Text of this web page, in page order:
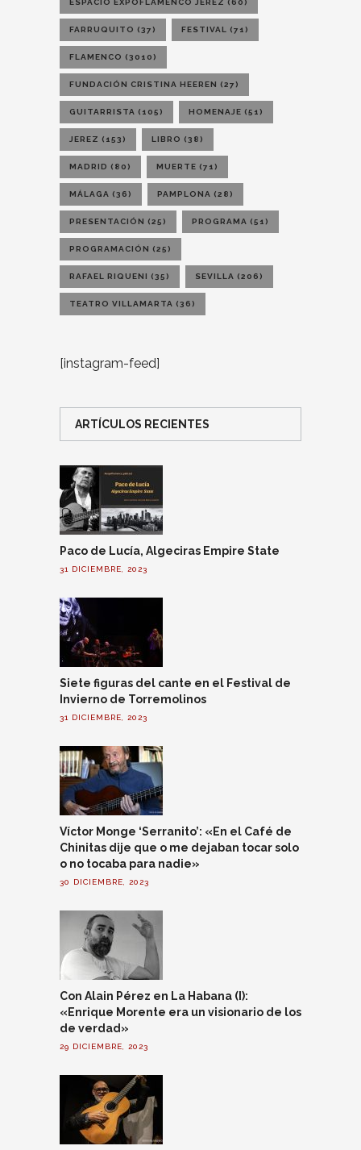
ESPACIO EXPOFLAMENCO JEREZ (60)
FARRUQUITO (37) FESTIVAL (71)
FLAMENCO (3010)
FUNDACIÓN CRISTINA HEEREN (27)
GUITARRISTA (105) HOMENAJE (51)
JEREZ (153) LIBRO (38)
MADRID (80) MUERTE (71)
MÁLAGA (36) PAMPLONA (28)
PRESENTACIÓN (25) PROGRAMA (51)
PROGRAMACIÓN (25)
RAFAEL RIQUENI (35) SEVILLA (206)
TEATRO VILLAMARTA (36)
[instagram-feed]
ARTÍCULOS RECIENTES
Paco de Lucía, Algeciras Empire State
31 DICIEMBRE, 2023
Siete figuras del cante en el Festival de
Invierno de Torremolinos
31 DICIEMBRE, 2023
Víctor Monge ‘Serranito’: «En el Café de
Chinitas dije que o me dejaban tocar solo
o no tocaba para nadie»
30 DICIEMBRE, 2023
Con Alain Pérez en La Habana (I):
«Enrique Morente era un visionario de los
de verdad»
29 DICIEMBRE, 2023